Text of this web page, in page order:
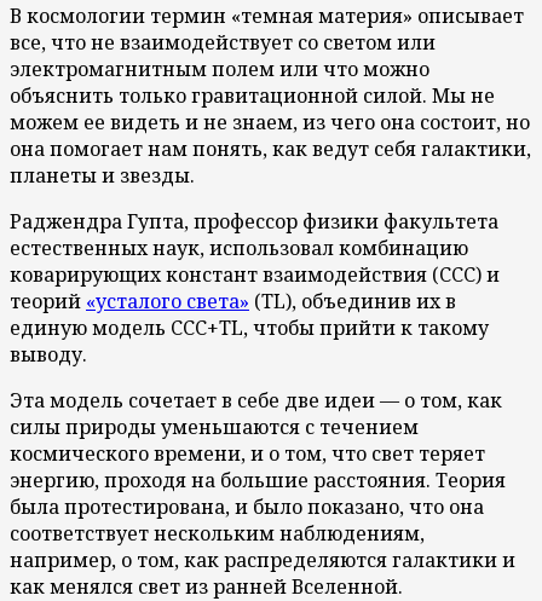
В космологии термин «темная материя» описывает
все, что не взаимодействует со светом или
электромагнитным полем или что можно
объяснить только гравитационной силой. Мы не
можем ее видеть и не знаем, из чего она состоит, но
она помогает нам понять, как ведут себя галактики,
планеты и звезды.
Раджендра Гупта, профессор физики факультета
естественных наук, использовал комбинацию
коварирующих констант взаимодействия (CCC) и
теорий «усталого света» (TL), объединив их в
единую модель CCC+TL, чтобы прийти к такому
выводу.
Эта модель сочетает в себе две идеи — о том, как
силы природы уменьшаются с течением
космического времени, и о том, что свет теряет
энергию, проходя на большие расстояния. Теория
была протестирована, и было показано, что она
соответствует нескольким наблюдениям,
например, о том, как распределяются галактики и
как менялся свет из ранней Вселенной.